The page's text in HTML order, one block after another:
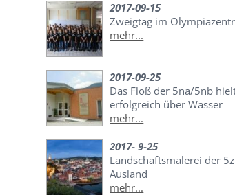
2017-09-15
Zweigtag im
mehr...
2017-09-25
Das Floß der 5na/5nb
erfolgreich über Wasser
mehr...
2017- 9-25
Landschaftsmalerei der
Ausland
mehr...